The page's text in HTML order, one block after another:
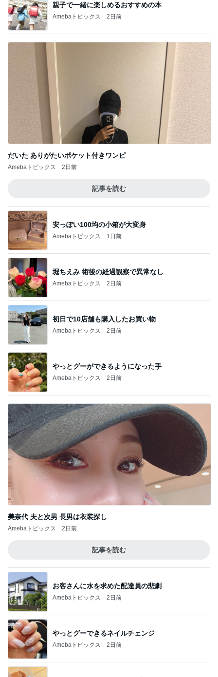
親子で一緒に楽しめるおすすめの本
Amebaトピックス 2日前
だいた ありがたいポケット付きワンピ
Amebaトピックス 2日前
記事を読む
安っぽい100均の小箱が大変身
Amebaトピックス 1日前
堀ちえみ 術後の経過観察で異常なし
Amebaトピックス 2日前
初日で10店舗も購入したお買い物
Amebaトピックス 2日前
やっとグーができるようになった手
Amebaトピックス 2日前
美奈代 夫と次男 長男は衣装探し
Amebaトピックス 2日前
記事を読む
お客さんに水を求めた配達員の悲劇
Amebaトピックス 2日前
やっとグーできるネイルチェンジ
Amebaトピックス 2日前